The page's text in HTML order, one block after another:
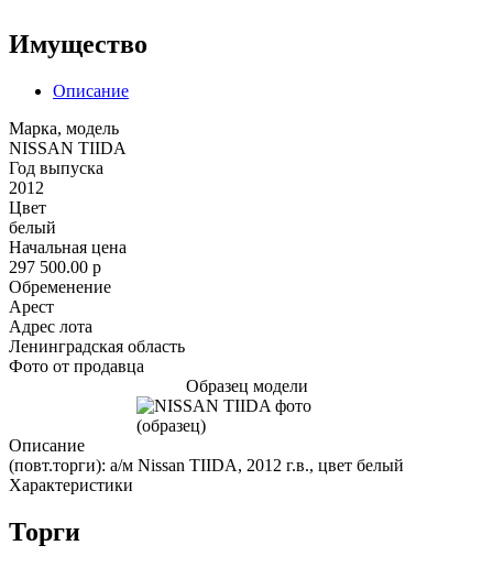
Имущество
Описание
Марка, модель
NISSAN TIIDA
Год выпуска
2012
Цвет
белый
Начальная цена
297 500.00 p
Обременение
Арест
Адрес лота
Ленинградская область
Фото от продавца
Образец модели
Описание
(повт.торги): а/м Nissan TIIDA, 2012 г.в., цвет белый
Характеристики
Торги